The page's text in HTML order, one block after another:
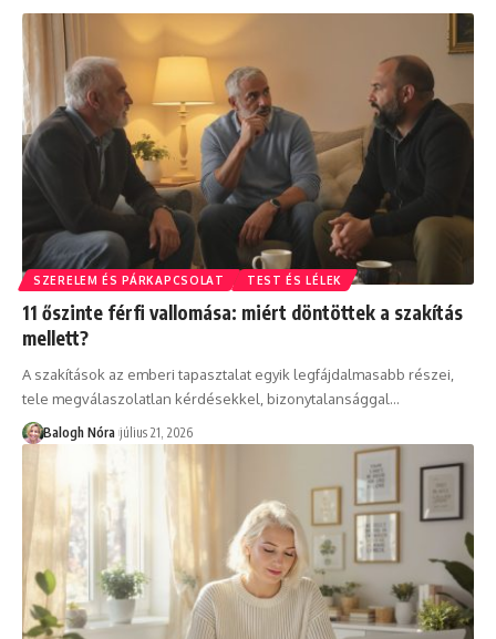
SZERELEM ÉS PÁRKAPCSOLAT TEST ÉS LÉLEK
11 őszinte férfi vallomása: miért döntöttek a szakítás
mellett?
A szakítások az emberi tapasztalat egyik legfájdalmasabb részei,
tele megválaszolatlan kérdésekkel, bizonytalansággal…
Balogh Nóra július 21, 2026